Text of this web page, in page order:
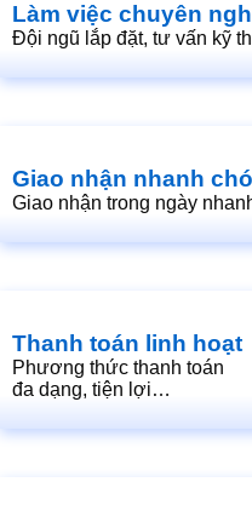
Làm việc chuyên
Đội ngũ lắp đặt, tư vấn kỹ
Giao nhận nhanh
Giao nhận trong ngày
Thanh toán linh hoạt
Phương thức thanh toán
đa dạng, tiện lợi…